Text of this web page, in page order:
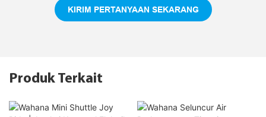
KIRIM PERTANYAAN SEKARANG
Produk Terkait